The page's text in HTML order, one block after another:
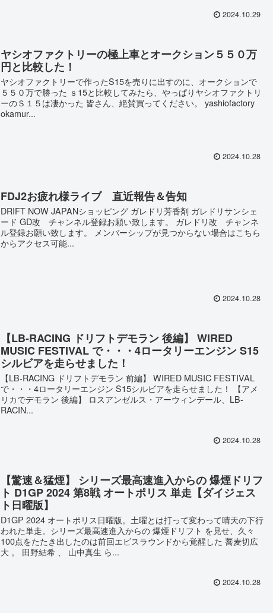
2024.10.29
ヤシオファクトリーの極上車とオークション５５０万
円と比較した！
ヤシオファクトリーで作ったS15を売りに出すのに、オークションで
５５０万で勝った ｓ15と比較してみたら、やっぱりヤシオファクトリ
ーのＳ１５は凄かった 皆さん、絶賛買ってください。 yashiofactory
okamur...
2024.10.28
FDJ2お疲れ様ライブ 直近報告＆告知
DRIFT NOW JAPANショッピング ガレドリ芳香剤 ガレドリサンシェ
ード GD改 チャンネル登録お願い致します。 ガレドリ改 チャンネ
ル登録お願い致します。 メンバーシップが見つからない場合はこちら
からアクセス可能...
2024.10.28
【LB-RACING ドリフトデモラン 後編】 WIRED
MUSIC FESTIVAL で・・・4ロータリーエンジン S15
シルビアを走らせました！
【LB-RACING ドリフトデモラン 前編】 WIRED MUSIC FESTIVAL
で・・・4ロータリーエンジン S15シルビアを走らせました！ 【アメ
リカでデモラン 後編】 ロスアンゼルス・アーウィンデール、LB-
RACIN...
2024.10.28
【驚速＆猛煙】 シリーズ最高速進入からの 爆煙ドリフ
ト D1GP 2024 第8戦 オートポリス 単走【ダイジェス
ト日曜版】
D1GP 2024 オートポリス日曜版。土曜とは打って変わって晴天の下行
われた単走。シリーズ最高速進入からの 爆煙ドリフト を見せ、久々
100点をたたき出したのは前回エビスラウンドから覚醒した 蕎麦切広
大 。 田野結希 、 山中真生 ら...
2024.10.28